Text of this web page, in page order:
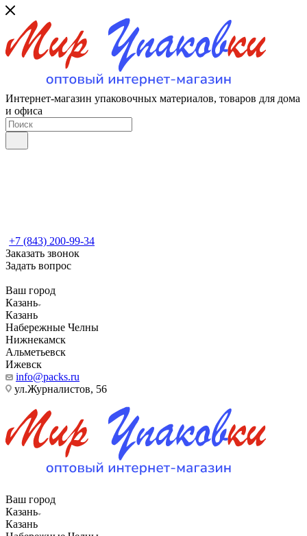
Интернет-магазин упаковочных материалов, товаров для дома
и офиса
+7 (843) 200-99-34
Заказать звонок
Задать вопрос
Ваш город
Казань
Казань
Набережные Челны
Нижнекамск
Альметьевск
Ижевск
info@packs.ru
ул.Журналистов, 56
Ваш город
Казань
Казань